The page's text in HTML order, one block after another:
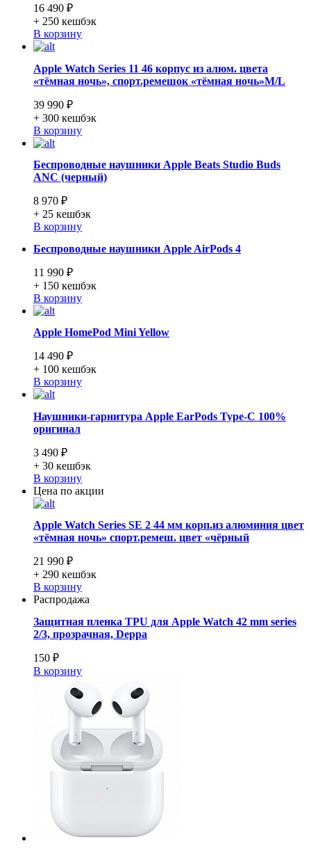
16 490 ₽
+ 250 кешбэк
В корзину
Apple Watch Series 11 46 корпус из алюм. цвета
«тёмная ночь», спорт.ремешок «тёмная ночь»M/L
39 990 ₽
+ 300 кешбэк
В корзину
Беспроводные наушники Apple Beats Studio Buds
ANC (черный)
8 970 ₽
+ 25 кешбэк
В корзину
Беспроводные наушники Apple AirPods 4
11 990 ₽
+ 150 кешбэк
В корзину
Apple HomePod Mini Yellow
14 490 ₽
+ 100 кешбэк
В корзину
Наушники-гарнитура Apple EarPods Type-C 100%
оригинал
3 490 ₽
+ 30 кешбэк
В корзину
Цена по акции
Apple Watch Series SE 2 44 мм корп.из алюминия цвет
«тёмная ночь» спорт.ремеш. цвет «чёрный
21 990 ₽
+ 290 кешбэк
В корзину
Распродажа
Защитная пленка TPU для Apple Watch 42 mm series
2/3, прозрачная, Deppa
150 ₽
В корзину